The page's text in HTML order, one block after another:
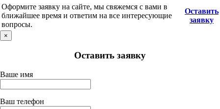
Оформите заявку на сайте, мы свяжемся с вами в
ближайшее время и ответим на все интересующие
вопросы.
Оставить
заявку
×
Оставить заявку
Ваше имя
Ваш телефон